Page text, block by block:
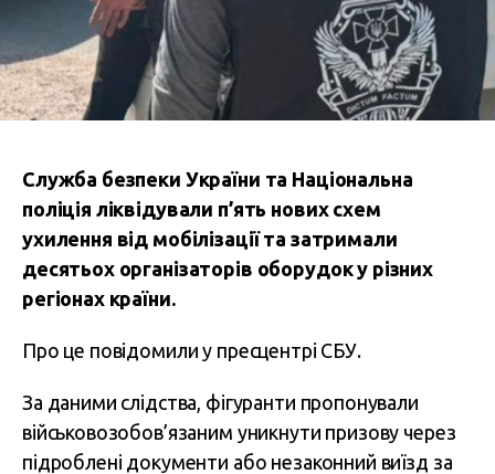
Служба безпеки України та Національна
поліція ліквідували п’ять нових схем
ухилення від мобілізації та затримали
десятьох організаторів оборудок у різних
регіонах країни.
Про це повідомили у пресцентрі СБУ.
За даними слідства, фігуранти пропонували
військовозобов’язаним уникнути призову через
підроблені документи або незаконний виїзд за